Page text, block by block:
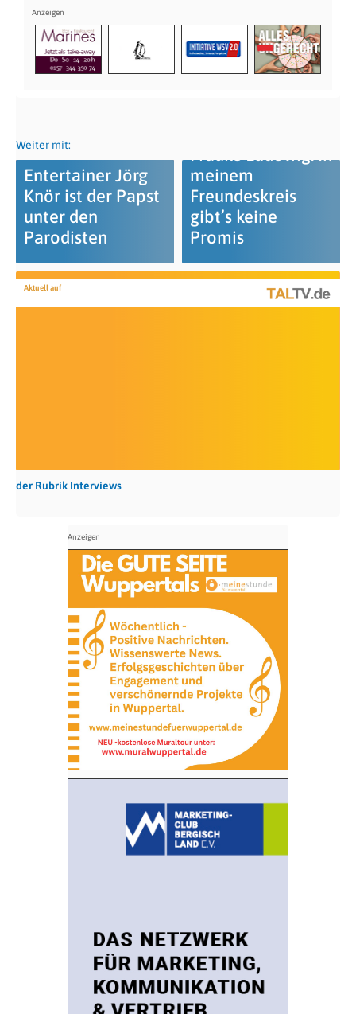
Weiter mit:
Entertainer Jörg
Knör ist der Papst
unter den
Parodisten
meinem
Freundeskreis
gibt’s keine
Promis
Aktuell auf
der Rubrik Interviews